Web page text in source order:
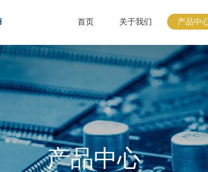
首页 关于我们 产品中
产品中心